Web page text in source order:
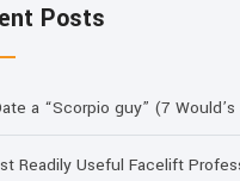
Posts
a “Scorpio guy” (7 Would’s
Readily Useful Facelift